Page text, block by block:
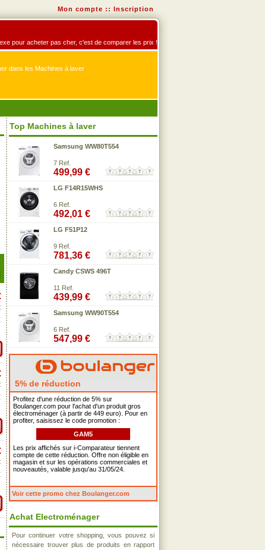
Mon compte :: Inscription
pour acheter pas cher, c'est de comparer les prix !
dans les Machines à laver
Top Machines à laver
Samsung WW80T554
7 Ref.
499,99 €
LG F14R15WHS
6 Ref.
492,01 €
LG F51P12
9 Ref.
781,36 €
Candy CSWS 496T
11 Ref.
439,99 €
Samsung WW90T554
6 Ref.
547,99 €
5% de réduction
Profitez d'une réduction de 5% sur
Boulanger.com pour l'achat d'un produit gros
électroménager (à partir de 449 euro). Pour en
profiter, saisissez le code promotion :
GAM5
Les prix affichés sur i-Comparateur tiennent
compte de cette réduction. Offre non éligible en
magasin et sur les opérations commerciales et
nouveautés, valable jusqu'au 31/05/24.
Voir cette promo chez Boulanger.com
Achat Electroménager
Pour continuer votre shopping, vous pouvez si
nécessaire trouver plus de produits en rapport